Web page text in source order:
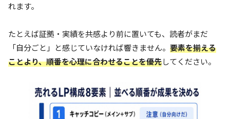
れます。
たとえば証拠・実績を共感より前に置いても、読者がまだ
「自分ごと」と感じていなければ響きません。 要素を揃える
ことより、順番を心理に合わせることを優先してください。